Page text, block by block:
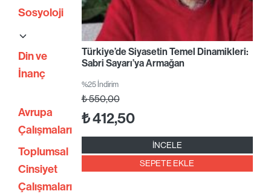
Sosyoloji
Din ve
İnanç
Avrupa
Çalışmaları
Toplumsal
Cinsiyet
Çalışmaları
Türkiye’de Siyasetin Temel Dinamikleri:
Sabri Sayarı’ya Armağan
%25 İndirim
₺550,00
₺412,50
İNCELE
SEPETE EKLE